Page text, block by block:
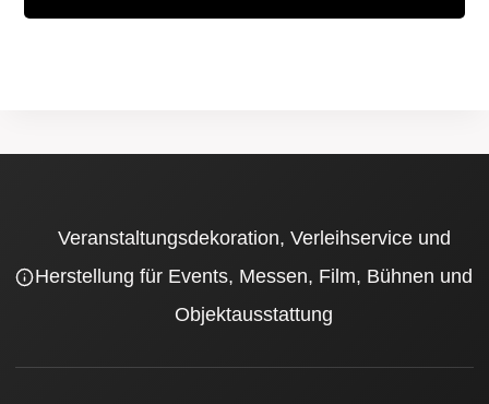
Veranstaltungsdekoration, Verleihservice und
Herstellung für Events, Messen, Film, Bühnen und
Objektausstattung